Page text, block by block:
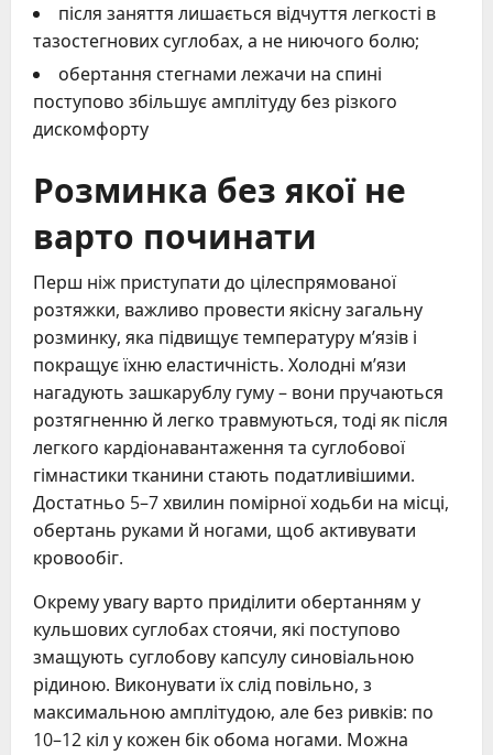
після заняття лишається відчуття легкості в
тазостегнових суглобах, а не ниючого болю;
обертання стегнами лежачи на спині
поступово збільшує амплітуду без різкого
дискомфорту
Розминка без якої не
варто починати
Перш ніж приступати до цілеспрямованої
розтяжки, важливо провести якісну загальну
розминку, яка підвищує температуру м’язів і
покращує їхню еластичність. Холодні м’язи
нагадують зашкарублу гуму – вони пручаються
розтягненню й легко травмуються, тоді як після
легкого кардіонавантаження та суглобової
гімнастики тканини стають податливішими.
Достатньо 5–7 хвилин помірної ходьби на місці,
обертань руками й ногами, щоб активувати
кровообіг.
Окрему увагу варто приділити обертанням у
кульшових суглобах стоячи, які поступово
змащують суглобову капсулу синовіальною
рідиною. Виконувати їх слід повільно, з
максимальною амплітудою, але без ривків: по
10–12 кіл у кожен бік обома ногами. Можна